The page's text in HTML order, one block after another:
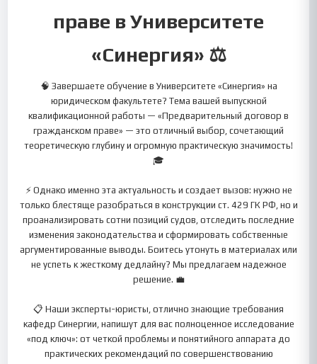
праве в Университете
«Синергия» ⚖️
🧠 Завершаете обучение в Университете «Синергия» на
юридическом факультете? Тема вашей выпускной
квалификационной работы — «Предварительный договор в
гражданском праве» — это отличный выбор, сочетающий
теоретическую глубину и огромную практическую значимость!
🎓
⚡ Однако именно эта актуальность и создает вызов: нужно не
только блестяще разобраться в конструкции ст. 429 ГК РФ, но и
проанализировать сотни позиций судов, отследить последние
изменения законодательства и сформировать собственные
аргументированные выводы. Боитесь утонуть в материалах или
не успеть к жесткому дедлайну? Мы предлагаем надежное
решение. 💼
📋 Наши эксперты-юристы, отлично знающие требования
кафедр Синергии, напишут для вас полноценное исследование
«под ключ»: от четкой проблемы и понятийного аппарата до
практических рекомендаций по совершенствованию